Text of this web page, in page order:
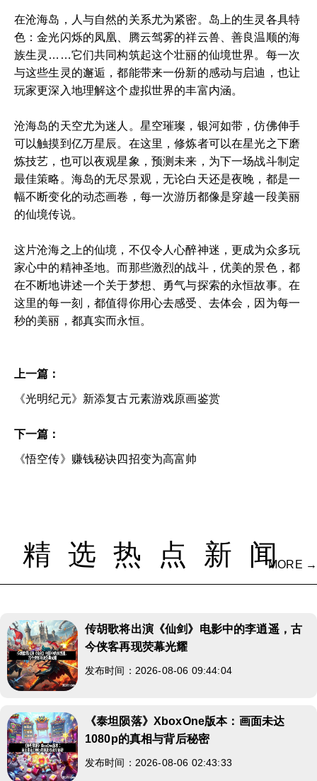
在沧海岛，人与自然的关系尤为紧密。岛上的生灵各具特
色：金光闪烁的凤凰、腾云驾雾的祥云兽、善良温顺的海
族生灵……它们共同构筑起这个壮丽的仙境世界。每一次
与这些生灵的邂逅，都能带来一份新的感动与启迪，也让
玩家更深入地理解这个虚拟世界的丰富内涵。
沧海岛的天空尤为迷人。星空璀璨，银河如带，仿佛伸手
可以触摸到亿万星辰。在这里，修炼者可以在星光之下磨
炼技艺，也可以夜观星象，预测未来，为下一场战斗制定
最佳策略。海岛的无尽景观，无论白天还是夜晚，都是一
幅不断变化的动态画卷，每一次游历都像是穿越一段美丽
的仙境传说。
这片沧海之上的仙境，不仅令人心醉神迷，更成为众多玩
家心中的精神圣地。而那些激烈的战斗，优美的景色，都
在不断地讲述一个关于梦想、勇气与探索的永恒故事。在
这里的每一刻，都值得你用心去感受、去体会，因为每一
秒的美丽，都真实而永恒。
上一篇：
《光明纪元》新添复古元素游戏原画鉴赏
下一篇：
《悟空传》赚钱秘诀四招变为高富帅
精选热点新闻
MORE →
传胡歌将出演《仙剑》电影中的李逍遥，古
今侠客再现荧幕光耀
发布时间：2026-08-06 09:44:04
《泰坦陨落》XboxOne版本：画面未达
1080p的真相与背后秘密
发布时间：2026-08-06 02:43:33